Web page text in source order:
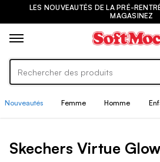
LES NOUVEAUTÉS DE LA PRÉ-
MAGASINEZ
Nouveautés Femme Homme
Skechers Virtue Glow